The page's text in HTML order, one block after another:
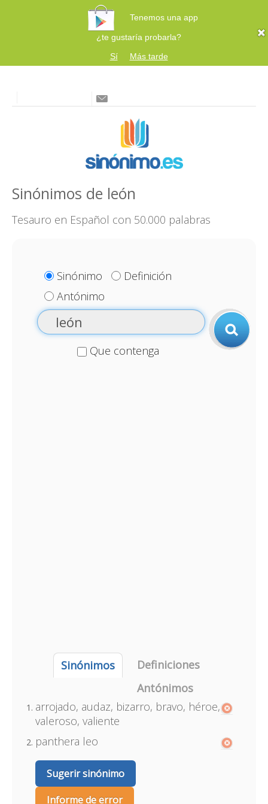
Tenemos una app
¿te gustaría probarla?
Sí
Más tarde
Sinónimos de león
Tesauro en Español con 50.000 palabras
Sinónimo
Definición
Antónimo
Que contenga
Sinónimos
Definiciones
Antónimos
arrojado, audaz, bizarro, bravo, héroe,
valeroso, valiente
panthera leo
Sugerir sinónimo
Informe de error